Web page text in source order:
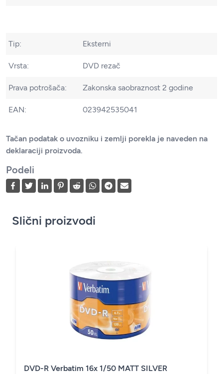
Tip: Eksterni
Vrsta: DVD rezač
Prava potrošača: Zakonska saobraznost 2 godine
EAN: 023942535041
Tačan podatak o uvozniku i zemlji porekla je naveden na
deklaraciji proizvoda.
Podeli
Slični proizvodi
DVD-R Verbatim 16x 1/50 MATT SILVER